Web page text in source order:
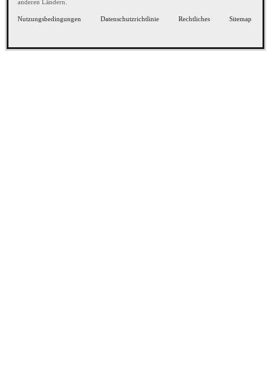
anderen Ländern.
Nutzungsbedingungen Datenschutzrichtlinie Rechtliches Sitemap